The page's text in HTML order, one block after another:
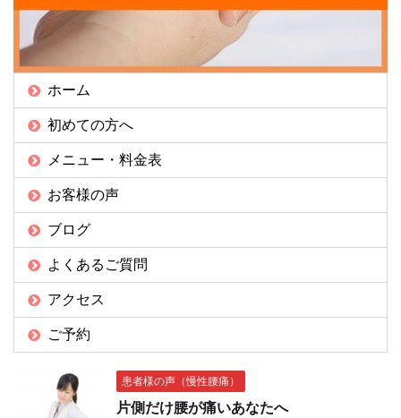
ホーム
初めての方へ
メニュー・料金表
お客様の声
ブログ
よくあるご質問
アクセス
ご予約
患者様の声（慢性腰痛）
片側だけ腰が痛いあなたへ